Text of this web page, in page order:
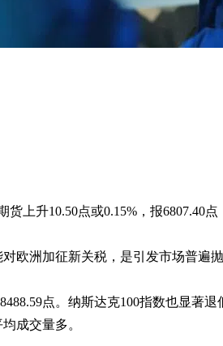
上升10.50点或0.15%，报6807.40
洲加征新关税，是引发市场普遍
点。纳斯达克100指数也显著退
成交量多。